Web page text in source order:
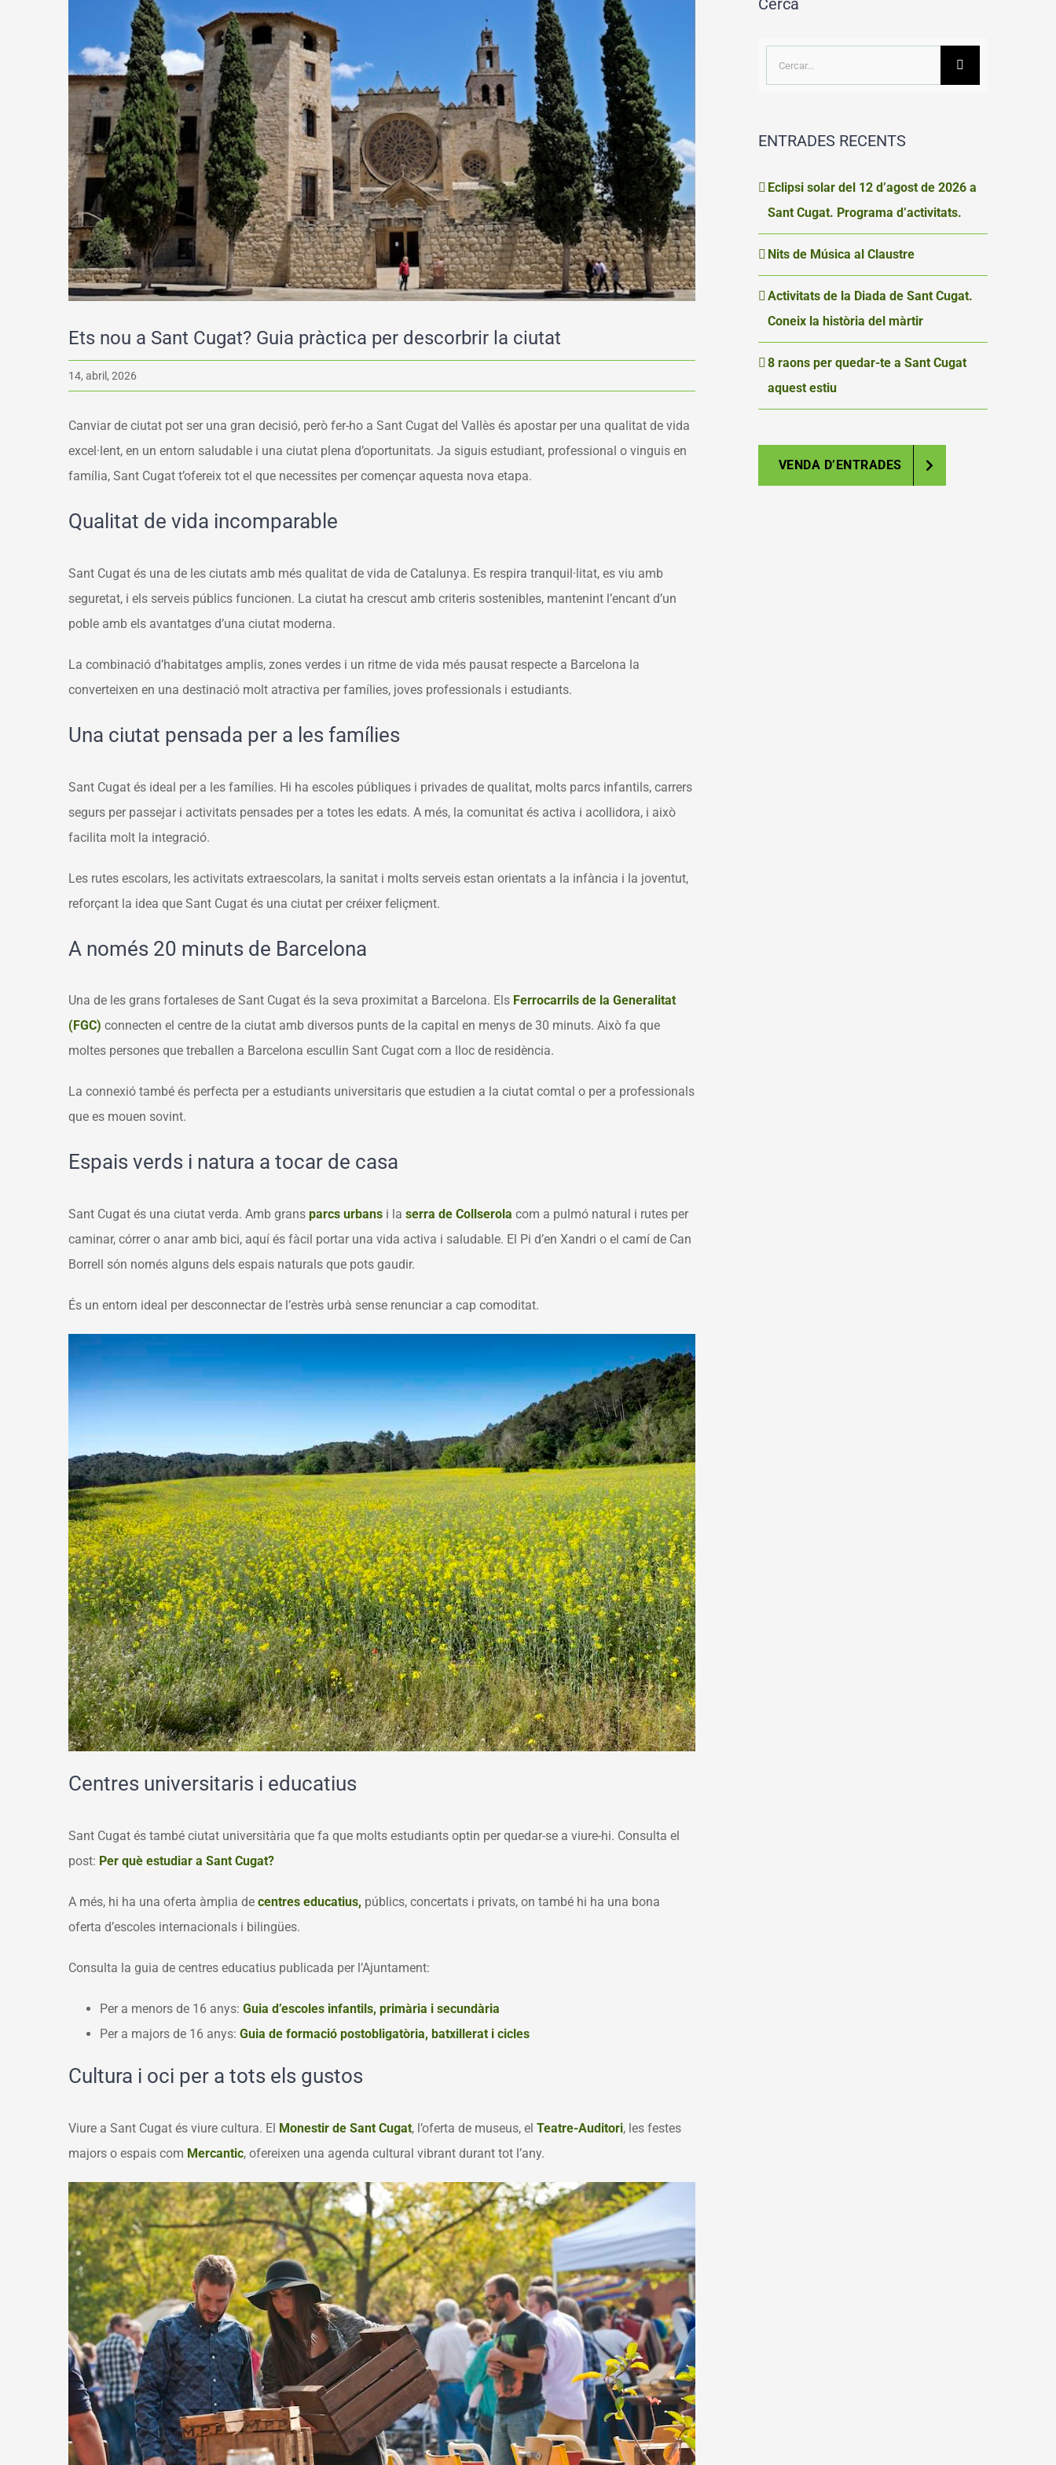
Ets nou a Sant Cugat? Guia pràctica per descorbrir la ciutat
14, abril, 2026
Canviar de ciutat pot ser una gran decisió, però fer-ho a Sant Cugat del Vallès és apostar per una qualitat de vida
excel·lent, en un entorn saludable i una ciutat plena d’oportunitats. Ja siguis estudiant, professional o vinguis en
família, Sant Cugat t’ofereix tot el que necessites per començar aquesta nova etapa.
Qualitat de vida incomparable
Sant Cugat és una de les ciutats amb més qualitat de vida de Catalunya. Es respira tranquil·litat, es viu amb
seguretat, i els serveis públics funcionen. La ciutat ha crescut amb criteris sostenibles, mantenint l’encant d’un
poble amb els avantatges d’una ciutat moderna.
La combinació d’habitatges amplis, zones verdes i un ritme de vida més pausat respecte a Barcelona la
converteixen en una destinació molt atractiva per famílies, joves professionals i estudiants.
Una ciutat pensada per a les famílies
Sant Cugat és ideal per a les famílies. Hi ha escoles públiques i privades de qualitat, molts parcs infantils, carrers
segurs per passejar i activitats pensades per a totes les edats. A més, la comunitat és activa i acollidora, i això
facilita molt la integració.
Les rutes escolars, les activitats extraescolars, la sanitat i molts serveis estan orientats a la infància i la joventut,
reforçant la idea que Sant Cugat és una ciutat per créixer feliçment.
A només 20 minuts de Barcelona
Una de les grans fortaleses de Sant Cugat és la seva proximitat a Barcelona. Els Ferrocarrils de la Generalitat
(FGC) connecten el centre de la ciutat amb diversos punts de la capital en menys de 30 minuts. Això fa que
moltes persones que treballen a Barcelona escullin Sant Cugat com a lloc de residència.
La connexió també és perfecta per a estudiants universitaris que estudien a la ciutat comtal o per a professionals
que es mouen sovint.
Espais verds i natura a tocar de casa
Sant Cugat és una ciutat verda. Amb grans parcs urbans i la serra de Collserola com a pulmó natural i rutes per
caminar, córrer o anar amb bici, aquí és fàcil portar una vida activa i saludable. El Pi d’en Xandri o el camí de Can
Borrell són només alguns dels espais naturals que pots gaudir.
És un entorn ideal per desconnectar de l’estrès urbà sense renunciar a cap comoditat.
Centres universitaris i educatius
Sant Cugat és també ciutat universitària que fa que molts estudiants optin per quedar-se a viure-hi. Consulta el
post: Per què estudiar a Sant Cugat?
A més, hi ha una oferta àmplia de centres educatius, públics, concertats i privats, on també hi ha una bona
oferta d’escoles internacionals i bilingües.
Consulta la guia de centres educatius publicada per l’Ajuntament:
Per a menors de 16 anys: Guia d’escoles infantils, primària i secundària
Per a majors de 16 anys: Guia de formació postobligatòria, batxillerat i cicles
Cultura i oci per a tots els gustos
Viure a Sant Cugat és viure cultura. El Monestir de Sant Cugat, l’oferta de museus, el Teatre-Auditori, les festes
majors o espais com Mercantic, ofereixen una agenda cultural vibrant durant tot l’any.
…
ENTRADES RECENTS
Eclipsi solar del 12 d’agost de 2026 a
Sant Cugat. Programa d’activitats.
Nits de Música al Claustre
Activitats de la Diada de Sant Cugat.
Coneix la història del màrtir
8 raons per quedar-te a Sant Cugat
aquest estiu
VENDA D’ENTRADES